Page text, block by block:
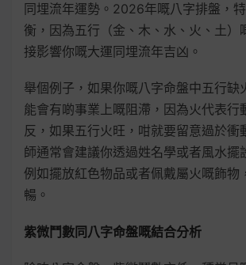
同埋流年運勢。2026年嘅八字排盤，
衡，因為五行（金、木、水、火、土）
接影響你嘅大運同埋流年吉凶。
舉個例子，如果你嘅八字命盤中五行
能會有啲事業上嘅阻滯，因為火代表行
反，如果五行火旺，咁就要留意過於衝
師通常會建議你透過姓名學或者風水擺
例如擺放紅色物品或者佩戴屬火嘅飾物
暢。
紫微鬥數同八字命盤嘅結合分析